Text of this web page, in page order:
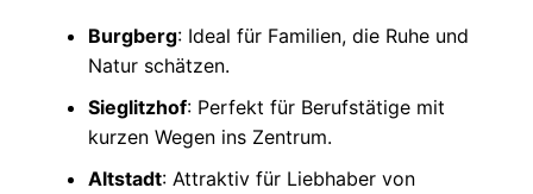
Burgberg: Ideal für Familien, die Ruhe und
Natur schätzen.
Sieglitzhof: Perfekt für Berufstätige mit
kurzen Wegen ins Zentrum.
Altstadt: Attraktiv für Liebhaber von